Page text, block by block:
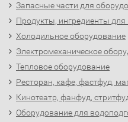
Запасные части для
Продукты, ингредиенты для
Холодильное оборудование
Электромеханическое
Тепловое оборудование
Ресторан, кафе, фастфуд,
Кинотеатр, фанфуд,
Оборудование для